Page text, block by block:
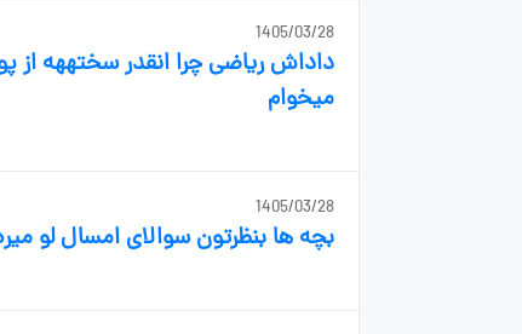
1405/03/28
میخوام
1405/03/28
بچه ها بنظرتون سوالای امسال لو